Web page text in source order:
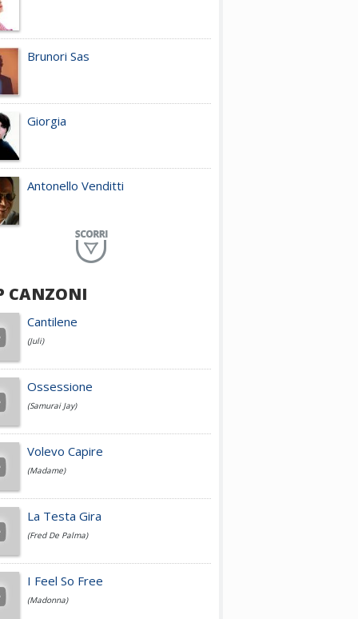
Brunori Sas
Giorgia
Antonello Venditti
Planet Funk
Achille Lauro
Cesare Cremonini
Jovanotti
Fedez
Simone Cristicchi
CANZONI
Cantilene
(Juli)
Ossessione
(Samurai Jay)
Volevo Capire
(Madame)
La Testa Gira
(Fred De Palma)
I Feel So Free
(Madonna)